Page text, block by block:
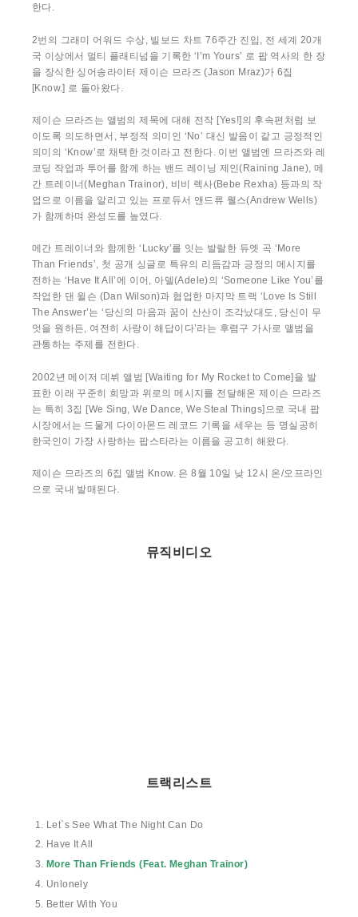
한다.
2번의 그래미 어워드 수상, 빌보드 차트 76주간 진입, 전 세계 20개
국 이상에서 멀티 플래티넘을 기록한 ‘I’m Yours’ 로 팝 역사의 한 장
을 장식한 싱어송라이터 제이슨 므라즈 (Jason Mraz)가 6집
[Know.] 로 돌아왔다.
제이슨 므라즈는 앨범의 제목에 대해 전작 [Yes!]의 후속편처럼 보
이도록 의도하면서, 부정적 의미인 ‘No’ 대신 발음이 같고 긍정적인
의미의 ‘Know’로 채택한 것이라고 전한다. 이번 앨범엔 므라즈와 레
코딩 작업과 투어를 함께 하는 밴드 레이닝 제인(Raining Jane), 메
간 트레이너(Meghan Trainor), 비비 렉사(Bebe Rexha) 등과의 작
업으로 이름을 알리고 있는 프로듀서 앤드류 웰스(Andrew Wells)
가 함께하며 완성도를 높였다.
메간 트레이너와 함께한 ‘Lucky’를 잇는 발랄한 듀엣 곡 ‘More
Than Friends’, 첫 공개 싱글로 특유의 리듬감과 긍정의 메시지를
전하는 ‘Have It All’에 이어, 아델(Adele)의 ‘Someone Like You’를
작업한 댄 윌슨 (Dan Wilson)과 협업한 마지막 트랙 ‘Love Is Still
The Answer’는 ‘당신의 마음과 꿈이 산산이 조각났대도, 당신이 무
엇을 원하든, 여전히 사랑이 해답이다’라는 후렴구 가사로 앨범을
관통하는 주제를 전한다.
2002년 메이저 데뷔 앨범 [Waiting for My Rocket to Come]을 발
표한 이래 꾸준히 희망과 위로의 메시지를 전달해온 제이슨 므라즈
는 특히 3집 [We Sing, We Dance, We Steal Things]으로 국내 팝
시장에서는 드물게 다이아몬드 레코드 기록을 세우는 등 명실공히
한국인이 가장 사랑하는 팝스타라는 이름을 공고히 해왔다.
제이슨 므라즈의 6집 앨범 Know. 은 8월 10일 낮 12시 온/오프라인
으로 국내 발매된다.
뮤직비디오
트랙리스트
Let`s See What The Night Can Do
Have It All
More Than Friends (Feat. Meghan Trainor)
Unlonely
Better With You